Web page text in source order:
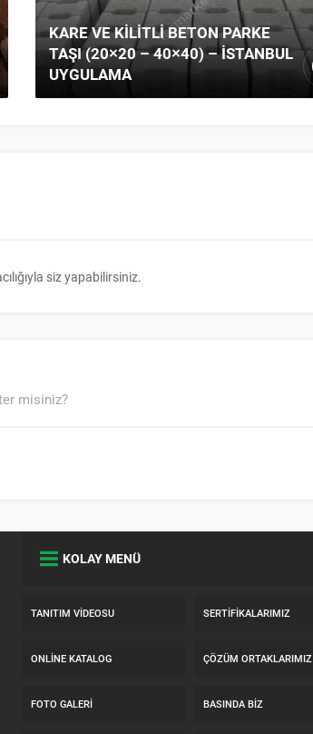
BLACK ANGEL DOLOMIT
siz yapabilirsiniz.
misiniz?
KOLAY MENÜ
TANITIM VIDEOSU SERTIFIKALARIMIZ
ONLINE KATALOG ÇÖZÜM ORTAKLARIMIZ
FOTO GALERI BASINDA BIZ